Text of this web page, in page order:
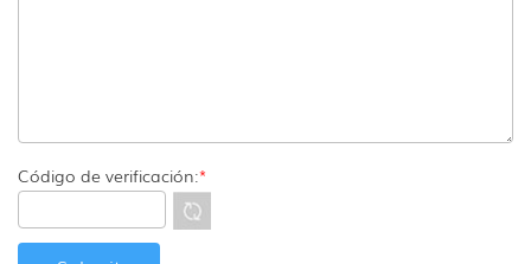
Código de verificación:*